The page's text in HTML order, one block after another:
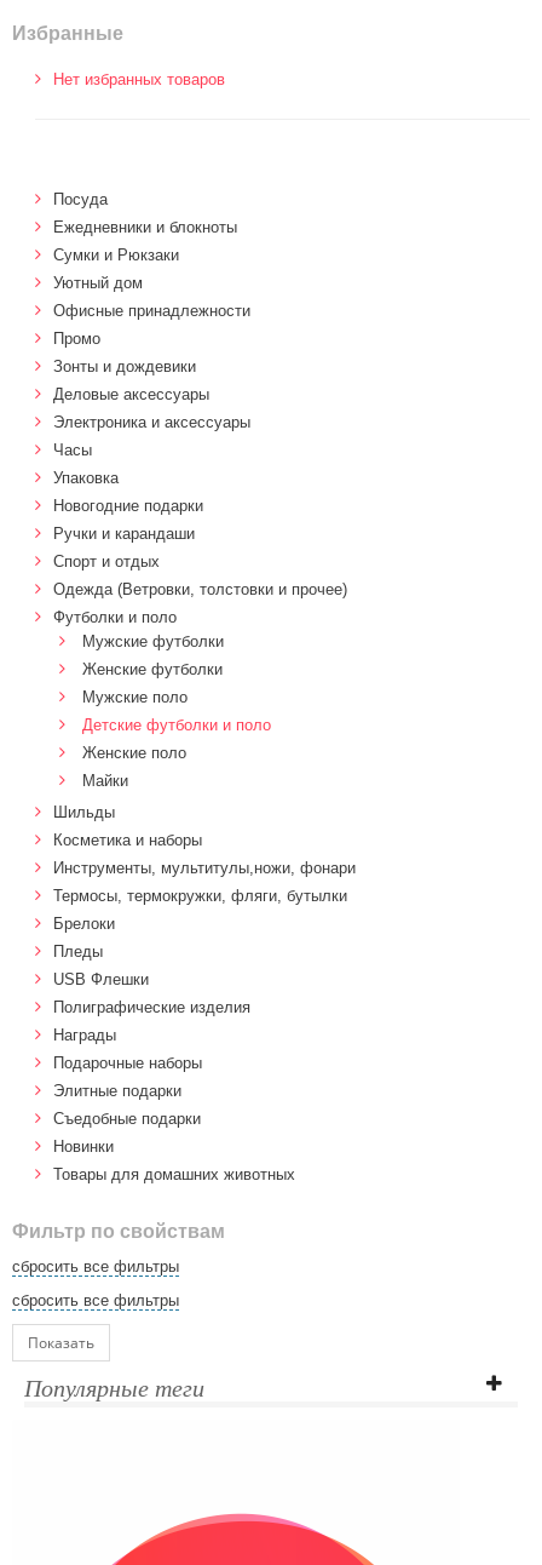
Избранные
Нет избранных товаров
Посуда
Ежедневники и блокноты
Сумки и Рюкзаки
Уютный дом
Офисные принадлежности
Промо
Зонты и дождевики
Деловые аксессуары
Электроника и аксессуары
Часы
Упаковка
Новогодние подарки
Ручки и карандаши
Спорт и отдых
Одежда (Ветровки, толстовки и прочее)
Футболки и поло
Мужские футболки
Женские футболки
Мужские поло
Детские футболки и поло
Женские поло
Майки
Шильды
Косметика и наборы
Инструменты, мультитулы,ножи, фонари
Термосы, термокружки, фляги, бутылки
Брелоки
Пледы
USB Флешки
Полиграфические изделия
Награды
Подарочные наборы
Элитные подарки
Cъедобные подарки
Новинки
Товары для домашних животных
Фильтр по свойствам
сбросить все фильтры
сбросить все фильтры
Показать
Популярные теги